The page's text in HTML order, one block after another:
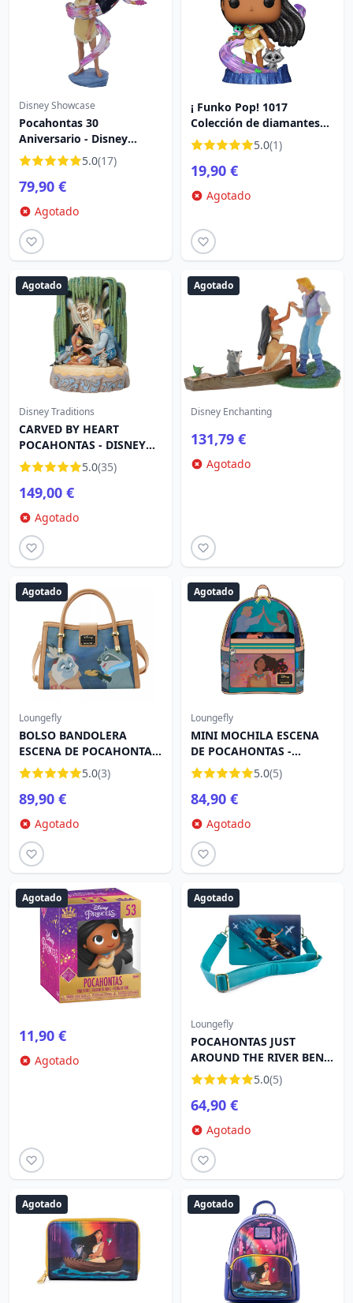
Disney Showcase
Pocahontas 30
Aniversario - Disney
Showcase Pocahontas
5.0(17)
79,90 €
Agotado
¡ Funko Pop! 1017
Colección de diamantes
Pocahontas exclusiva
5.0(1)
19,90 €
Agotado
Agotado
Disney Traditions
CARVED BY HEART
POCAHONTAS - DISNEY
TRADITIONS5.0(35)
149,00 €
Agotado
Agotado
Disney Enchanting
131,79 €
Agotado
Agotado
Loungefly
BOLSO BANDOLERA
ESCENA DE POCAHONTAS
- DISNEY LOUNGEFLY
5.0(3)
89,90 €
Agotado
Agotado
Loungefly
MINI MOCHILA ESCENA
DE POCAHONTAS -
DISNEY LOUNGEFLY
5.0(5)
84,90 €
Agotado
Agotado
11,90 €
Agotado
Agotado
Loungefly
POCAHONTAS JUST
AROUND THE RIVER BEND
CROSSBODY BAG - DISNEY
LOUNGEFLY
5.0(5)
64,90 €
Agotado
Agotado Agotado